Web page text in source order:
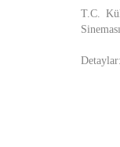
T.C.